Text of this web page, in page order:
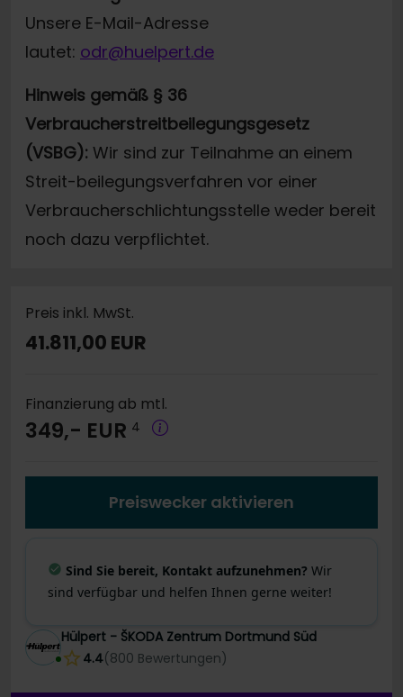
Unsere E-Mail-Adresse
lautet: odr@huelpert.de
Hinweis gemäß § 36
Verbraucherstreitbeilegungsgesetz
(VSBG): Wir sind zur Teilnahme an einem
Streit-beilegungsverfahren vor einer
Verbraucherschlichtungsstelle weder bereit
noch dazu verpflichtet.
Preis inkl. MwSt.
41.811,00 EUR
Finanzierung ab mtl.
349,- EUR 4
Preiswecker aktivieren
Sind Sie bereit, Kontakt aufzunehmen? Wir
sind verfügbar und helfen Ihnen gerne weiter!
Hülpert - ŠKODA Zentrum Dortmund Süd
4.4(800 Bewertungen)